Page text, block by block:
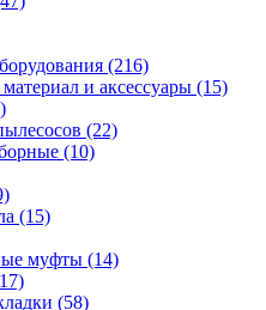
(216)
и аксессуары (15)
(22)
(10)
(15)
муфты (14)
(58)